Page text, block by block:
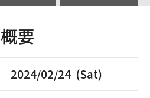
概要
2024/02/24 (Sat)